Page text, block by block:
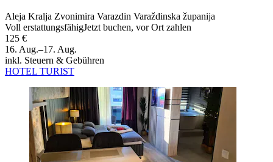
Aleja Kralja Zvonimira Varazdin Varaždinska županija
Voll erstattungsfähigJetzt buchen, vor Ort zahlen
125 €
16. Aug.–17. Aug.
inkl. Steuern & Gebühren
HOTEL TURIST